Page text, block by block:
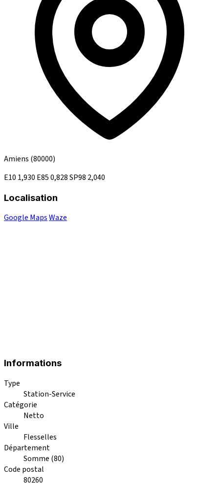
Amiens (80000)
E10 1,930 E850,828SP98 2,040
Localisation
Google MapsWaze
Informations
Type
Station-Service
Catégorie
Netto
Ville
Flesselles
Département
Somme (80)
Code postal
80260